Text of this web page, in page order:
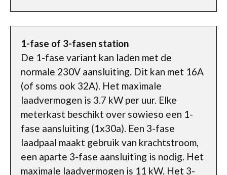
1-fase of 3-fasen station
De 1-fase variant kan laden met de
normale 230V aansluiting. Dit kan met 16A
(of soms ook 32A). Het maximale
laadvermogen is 3.7 kW per uur. Elke
meterkast beschikt over sowieso een 1-
fase aansluiting (1x30a). Een 3-fase
laadpaal maakt gebruik van krachtstroom,
een aparte 3-fase aansluiting is nodig. Het
maximale laadvermogen is 11 kW. Het 3-